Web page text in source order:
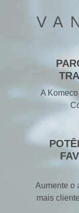
A
Aumente o
mais